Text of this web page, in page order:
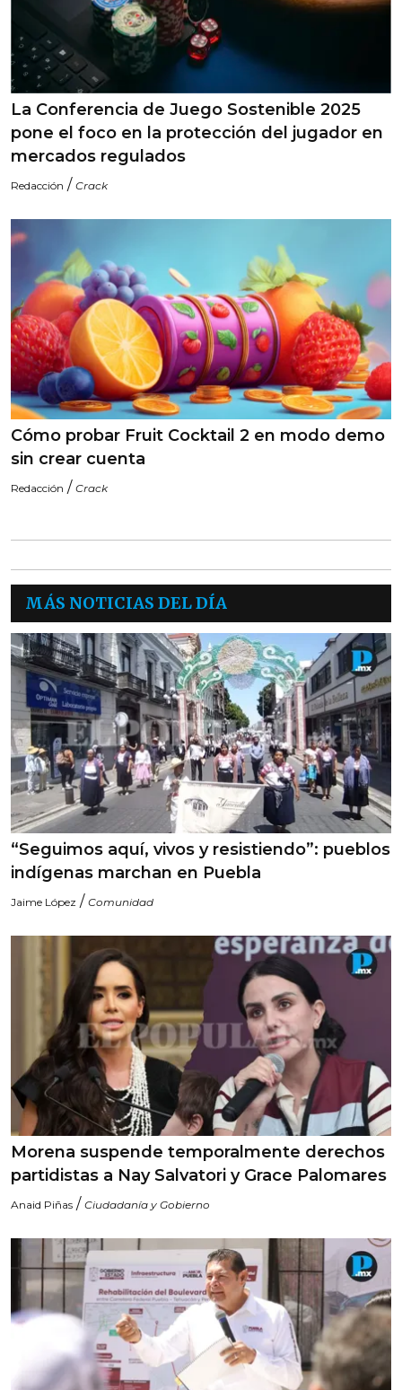
La Conferencia de Juego Sostenible 2025
pone el foco en la protección del jugador en
mercados regulados
Redacción / Crack
Cómo probar Fruit Cocktail 2 en modo demo
sin crear cuenta
Redacción / Crack
MÁS NOTICIAS DEL DÍA
“Seguimos aquí, vivos y resistiendo”: pueblos
indígenas marchan en Puebla
Jaime López / Comunidad
Morena suspende temporalmente derechos
partidistas a Nay Salvatori y Grace Palomares
Anaid Piñas / Ciudadanía y Gobierno